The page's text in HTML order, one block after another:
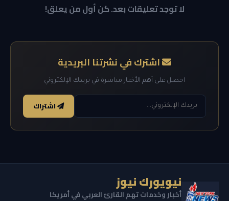
لا توجد تعليقات بعد. كن أول من يعلق!
اشترك في نشرتنا البريدية
احصل على أهم الأخبار مباشرة في بريدك الإلكتروني
اشتراك
نيويورك نيوز
أخبار وخدمات تهم القارئ العربي في أمريكا